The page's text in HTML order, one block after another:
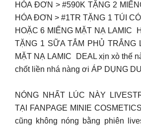
HÓA ĐƠN > #590K TẶNG 2
HÓA ĐƠN > #1TR TẶNG 1 TÚI
HOẶC 6 MIẾNG MẶT NẠ LAMIC
TẶNG 1 SỮA TẮM PHỦ TRẮNG
MẶT NẠ LAMIC ️ DEAL xịn xò thế
chốt liền nhá nàng ơi ÁP DỤNG
NÓNG NHẤT LÚC NÀY
TẠI FANPAGE MINIE
cũng không nóng bằng phiên